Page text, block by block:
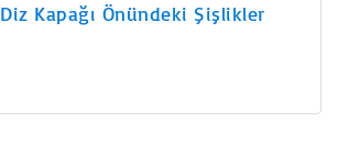
Diz Kapağı Önündeki Şişlikler